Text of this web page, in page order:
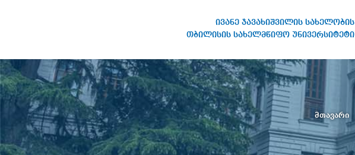
ივანე ჯავახიშვილის სახელობის
თბილისის სახელმწიფო უნივერსიტეტი
სახელობის თბილისის
სახელმწიფო უნივერსიტეტი
მთავარი